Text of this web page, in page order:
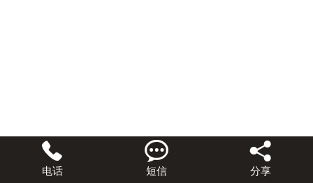

电话

短信

分享